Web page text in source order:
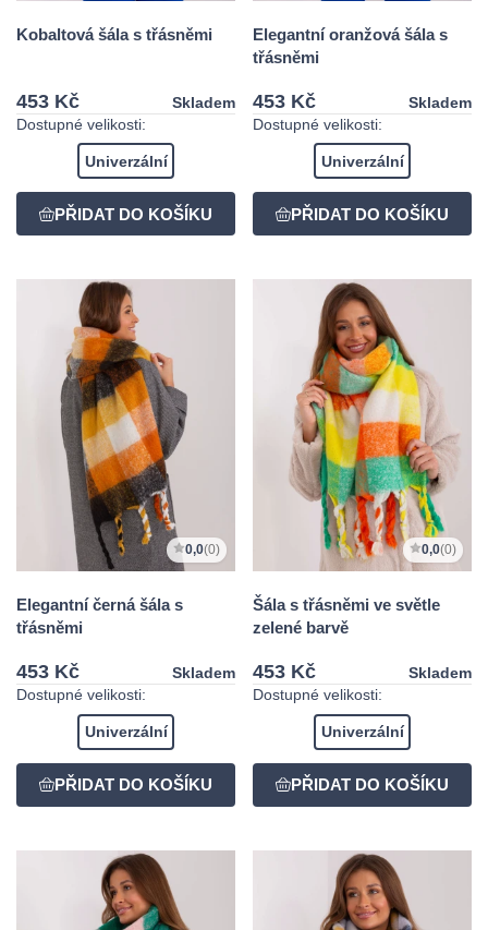
Kobaltová šála s třásněmi
453 Kč
Skladem
Dostupné velikosti:
Univerzální
Elegantní oranžová šála s
třásněmi
453 Kč
Skladem
Dostupné velikosti:
Univerzální
0,0(0)
Elegantní černá šála s
třásněmi
453 Kč
Skladem
Dostupné velikosti:
Univerzální
0,0(0)
Šála s třásněmi ve světle
zelené barvě
453 Kč
Skladem
Dostupné velikosti:
Univerzální